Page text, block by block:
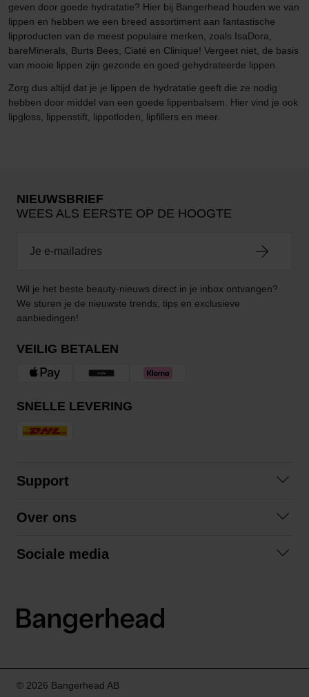
geven door goede hydratatie? Hier bij Bangerhead houden we van
lippen en hebben we een breed assortiment aan fantastische
lipproducten van de meest populaire merken, zoals IsaDora,
bareMinerals, Burts Bees, Ciaté en Clinique! Vergeet niet, de basis
van mooie lippen zijn gezonde en goed gehydrateerde lippen.
Zorg dus altijd dat je je lippen de hydratatie geeft die ze nodig
hebben door middel van een goede lippenbalsem. Hier vind je ook
lipgloss, lippenstift, lippotloden, lipfillers en meer.
NIEUWSBRIEF
WEES ALS EERSTE OP DE HOOGTE
Wil je het beste beauty-nieuws direct in je inbox ontvangen?
We sturen je de nieuwste trends, tips en exclusieve
aanbiedingen!
VEILIG BETALEN
SNELLE LEVERING
Support
Algemene voorwaarden
Over ons
Sociale media
LinkedIn
© 2026 Bangerhead AB